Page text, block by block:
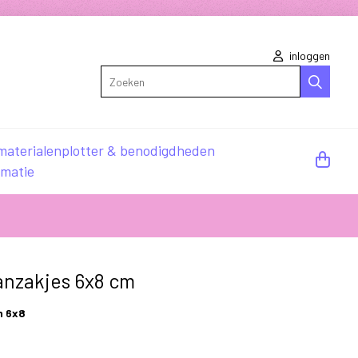
inloggen
plotter & benodigdheden
6x8 cm
6x8